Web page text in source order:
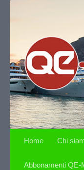
Home Chi
Abbonamenti QE-